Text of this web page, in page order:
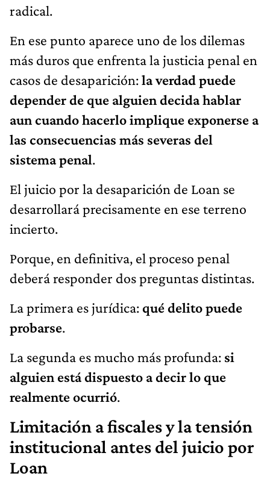
radical.
En ese punto aparece uno de los dilemas
más duros que enfrenta la justicia penal en
casos de desaparición:la verdad puede
depender de que alguien decida hablar
aun cuando hacerlo implique exponerse a
las consecuencias más severas del
sistema penal.
El juicio por la desaparición de Loan se
desarrollará precisamente en ese terreno
incierto.
Porque, en definitiva, el proceso penal
deberá responder dos preguntas distintas.
La primera es jurídica: qué delito puede
probarse.
La segunda es mucho más profunda: si
alguien está dispuesto a decir lo que
realmente ocurrió.
Limitación a fiscales y la tensión
institucional antes del juicio por
Loan